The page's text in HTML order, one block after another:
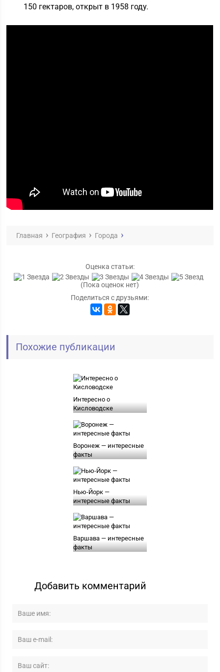
150 гектаров, открыт в 1958 году.
Главная География Города
Оценка статьи:
(Пока оценок нет)
Поделиться с друзьями:
Похожие публикации
Интересно о
Кисловодске
Воронеж — интересные
факты
Нью-Йорк —
интересные факты
Варшава — интересные
факты
Добавить комментарий